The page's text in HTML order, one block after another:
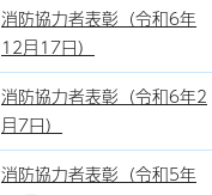
消防協力者表彰（令和6年
12月17日）
消防協力者表彰（令和6年2
月7日）
消防協力者表彰（令和5年